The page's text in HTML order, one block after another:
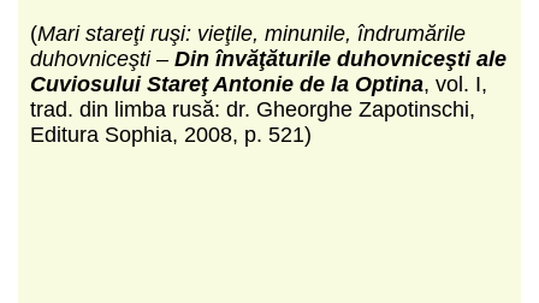
(Mari stareţi ruşi: vieţile, minunile, îndrumările
duhovniceşti – Din învăţăturile duhovniceşti ale
Cuviosului Stareţ Antonie de la Optina, vol. I,
trad. din limba rusă: dr. Gheorghe Zapotinschi,
Editura Sophia, 2008, p. 521)